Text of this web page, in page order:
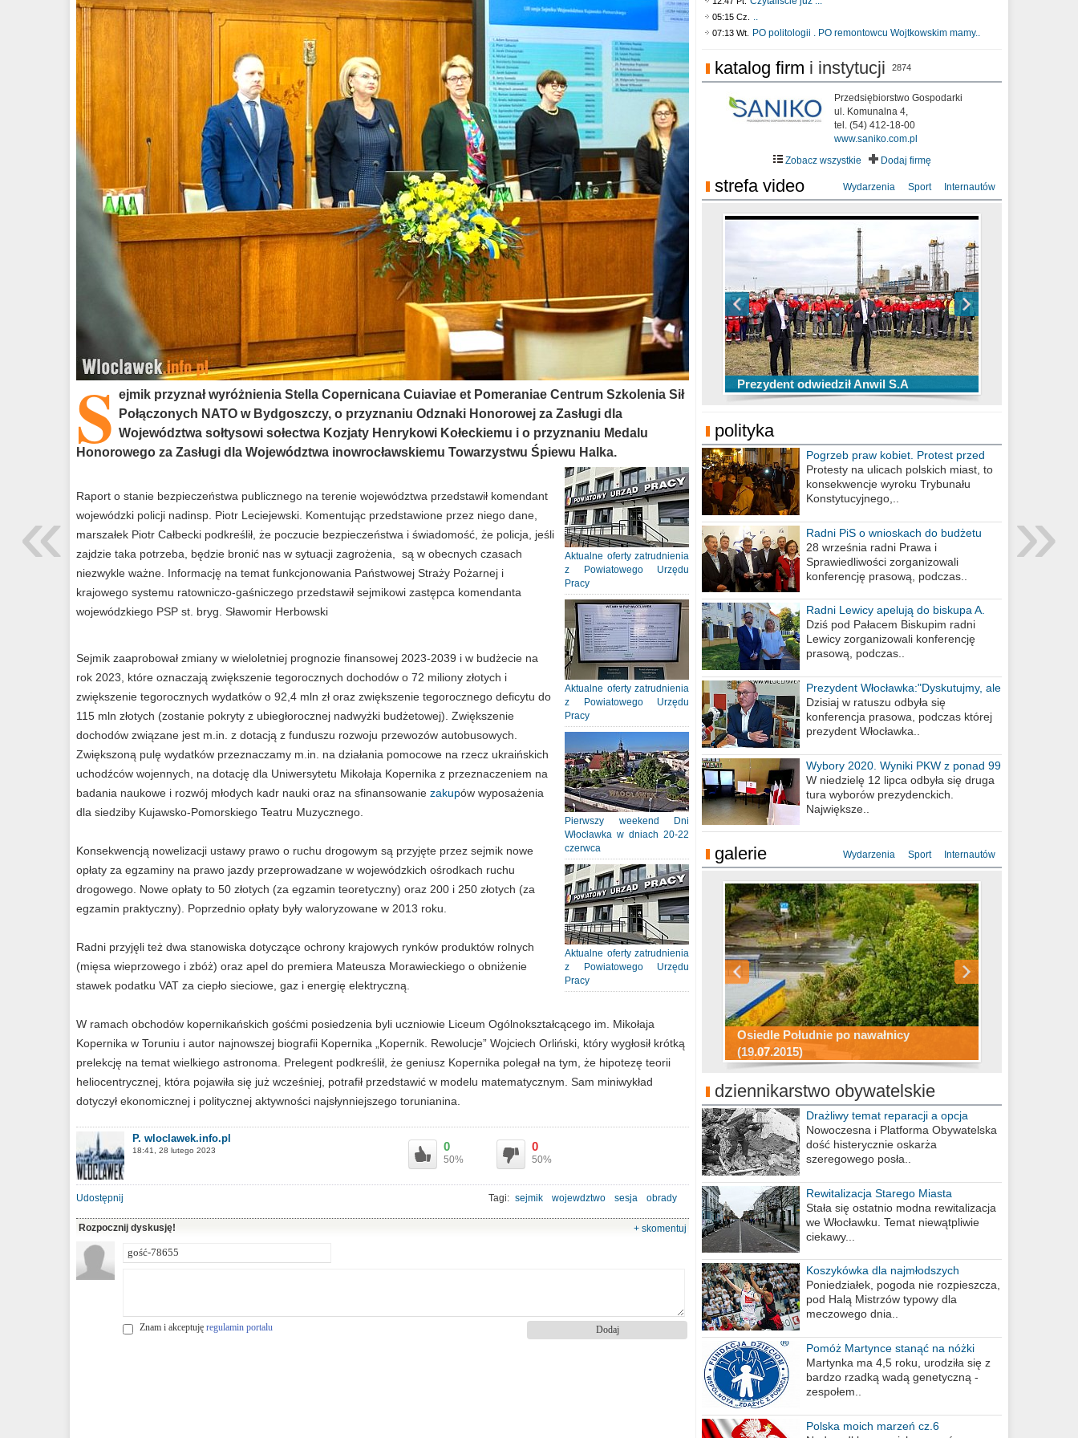
S ejmik przyznał wyróżnienia Stella Copernicana Cuiaviae et Pomeraniae Centrum Szkolenia Sił
Połączonych NATO w Bydgoszczy, o przyznaniu Odznaki Honorowej za Zasługi dla
Województwa sołtysowi sołectwa Kozjaty Henrykowi Kołeckiemu i o przyznaniu Medalu
Honorowego za Zasługi dla Województwa inowrocławskiemu Towarzystwu Śpiewu Halka.
Aktualne oferty zatrudnienia
z Powiatowego Urzędu
Pracy
Aktualne oferty zatrudnienia
z Powiatowego Urzędu
Pracy
Pierwszy weekend Dni
Włocławka w dniach 20-22
czerwca
Aktualne oferty zatrudnienia
z Powiatowego Urzędu
Pracy
Raport o stanie bezpieczeństwa publicznego na terenie województwa przedstawił komendant
wojewódzki policji nadinsp. Piotr Leciejewski. Komentując przedstawione przez niego dane,
marszałek Piotr Całbecki podkreślił, że poczucie bezpieczeństwa i świadomość, że policja, jeśli
zajdzie taka potrzeba, będzie bronić nas w sytuacji zagrożenia, są w obecnych czasach
niezwykle ważne. Informację na temat funkcjonowania Państwowej Straży Pożarnej i
krajowego systemu ratowniczo-gaśniczego przedstawił sejmikowi zastępca komendanta
wojewódzkiego PSP st. bryg. Sławomir Herbowski
Sejmik zaaprobował zmiany w wieloletniej prognozie finansowej 2023-2039 i w budżecie na
rok 2023, które oznaczają zwiększenie tegorocznych dochodów o 72 miliony złotych i
zwiększenie tegorocznych wydatków o 92,4 mln zł oraz zwiększenie tegorocznego deficytu do
115 mln złotych (zostanie pokryty z ubiegłorocznej nadwyżki budżetowej). Zwiększenie
dochodów związane jest m.in. z dotacją z funduszu rozwoju przewozów autobusowych.
Zwiększoną pulę wydatków przeznaczamy m.in. na działania pomocowe na rzecz ukraińskich
uchodźców wojennych, na dotację dla Uniwersytetu Mikołaja Kopernika z przeznaczeniem na
badania naukowe i rozwój młodych kadr nauki oraz na sfinansowanie zakupów wyposażenia
dla siedziby Kujawsko-Pomorskiego Teatru Muzycznego.
Konsekwencją nowelizacji ustawy prawo o ruchu drogowym są przyjęte przez sejmik nowe
opłaty za egzaminy na prawo jazdy przeprowadzane w wojewódzkich ośrodkach ruchu
drogowego. Nowe opłaty to 50 złotych (za egzamin teoretyczny) oraz 200 i 250 złotych (za
egzamin praktyczny). Poprzednio opłaty były waloryzowane w 2013 roku.
Radni przyjęli też dwa stanowiska dotyczące ochrony krajowych rynków produktów rolnych
(mięsa wieprzowego i zbóż) oraz apel do premiera Mateusza Morawieckiego o obniżenie
stawek podatku VAT za ciepło sieciowe, gaz i energię elektryczną.
W ramach obchodów kopernikańskich gośćmi posiedzenia byli uczniowie Liceum Ogólnokształcącego im. Mikołaja
Kopernika w Toruniu i autor najnowszej biografii Kopernika „Kopernik. Rewolucje” Wojciech Orliński, który wygłosił krótką
prelekcję na temat wielkiego astronoma. Prelegent podkreślił, że geniusz Kopernika polegał na tym, że hipotezę teorii
heliocentrycznej, która pojawiła się już wcześniej, potrafił przedstawić w modelu matematycznym. Sam miniwykład
dotyczył ekonomicznej i politycznej aktywności najsłynniejszego torunianina.
P. wloclawek.info.pl
18:41, 28 lutego 2023 0
50%
0
50%
Udostępnij Tagi: sejmik wojewdztwo sesja obrady
Rozpocznij dyskusję! + skomentuj
Znam i akceptuję regulamin portalu
05:15 Cz. ..
07:13 Wt. PO politologii . PO remontowcu Wojtkowskim mamy..
katalog firm i instytucji 2874
Przedsiębiorstwo Gospodarki
ul. Komunalna 4,
tel. (54) 412-18-00
www.saniko.com.pl
Zobacz wszystkie
Dodaj firmę
strefa video Wydarzenia Sport Internautów
Prezydent odwiedził Anwil S.A
TOP 10 przechwytów Anwilu Włocławek
w EBL w sezonie 2019/2020
TOP 5 rzutów Anwilu Włocławek w BCL
w sezonie 2019/2020
Ni To Ponk - W oczach mamy strach
sixf33t .Last Year DRONE FOOTAGE
Włocławek
XXIII Sesja Rady Miasta Włocławek VIII
kadencji w dniu 09.06.2020 r.
polityka
Pogrzeb praw kobiet. Protest przed
biurem poselskim PiS
Protesty na ulicach polskich miast, to
konsekwencje wyroku Trybunału
Konstytucyjnego,..
Radni PiS o wnioskach do budżetu
miasta na 2021 rok
28 września radni Prawa i
Sprawiedliwości zorganizowali
konferencję prasową, podczas..
Radni Lewicy apelują do biskupa A.
Wiesława Meringa
Dziś pod Pałacem Biskupim radni
Lewicy zorganizowali konferencję
prasową, podczas..
Prezydent Włocławka:"Dyskutujmy, ale
nie obrażajmy się”
Dzisiaj w ratuszu odbyła się
konferencja prasowa, podczas której
prezydent Włocławka..
Wybory 2020. Wyniki PKW z ponad 99
procent obwodów
W niedzielę 12 lipca odbyła się druga
tura wyborów prezydenckich.
Największe..
galerie Wydarzenia Sport Internautów
Osiedle Południe po nawałnicy
(19.07.2015)
Wizytówka Włocławka
polowanie wigilijne 2014
Miasto kładzie się do snu .
Konkurs fotograficzny "Co to za
miejsca"
Ścieżka rowerowa w naszym mieście
dziennikarstwo obywatelskie
Drażliwy temat reparacji a opcja
berlińska
Nowoczesna i Platforma Obywatelska
dość histerycznie oskarża
szeregowego posła..
Rewitalizacja Starego Miasta
Stała się ostatnio modna rewitalizacja
we Włocławku. Temat niewątpliwie
ciekawy...
Koszykówka dla najmłodszych
Poniedziałek, pogoda nie rozpieszcza,
pod Halą Mistrzów typowy dla
meczowego dnia..
Pomóż Martynce stanąć na nóżki
Martynka ma 4,5 roku, urodziła się z
bardzo rzadką wadą genetyczną -
zespołem..
Polska moich marzeń cz.6
»
«